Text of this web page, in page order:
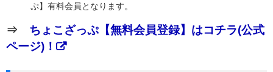
ぷ】有料会員となります。
⇒ ちょこざっぷ【無料会員登録】はコチラ(公式
ページ)！